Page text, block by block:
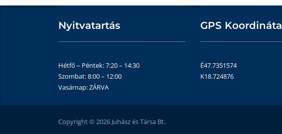
Nyitvatartás
Hétfő – Péntek: 7:20 – 14:30
Szombat: 8:00 – 12:00
Vasárnap: ZÁRVA
GPS Koordináta
É47.7351574
K18.724876
Copyright © 2026 Juhász és Társa Bt.